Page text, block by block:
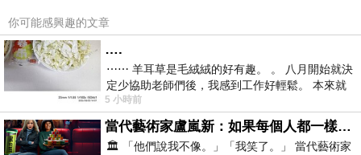
胸墊上薄下厚(不可取出)，建議單獨洗滌，手
另外可與VB0015搭配為
※基於保障個人衛生，內衣、內褲為貼身衣褲，恕不
你可能感興趣的文章
….
⋯⋯ 羊耳草是毛絨絨的好有趣。 。 八月開始就決
定少協助老師們後，我感到工作好輕鬆。 本來就
不是我的工作啊。 真
5 小時前
當代藝術家盧嵐新：如果每個人都一樣，這世界該有多無聊？
🏛️ 「他們說我不像。」「我笑了。」 當代藝術家